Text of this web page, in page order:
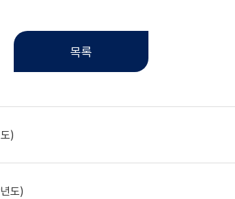
목록
)
도)